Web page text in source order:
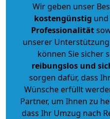
Wir geben unser
kostengünstig
Professionalität
unserer
können Sie sicher
reibungslos und
sorgen dafür, dass
Wünsche erfüllt
Partner, um Ihnen zu
dass Ihr Umzug nach